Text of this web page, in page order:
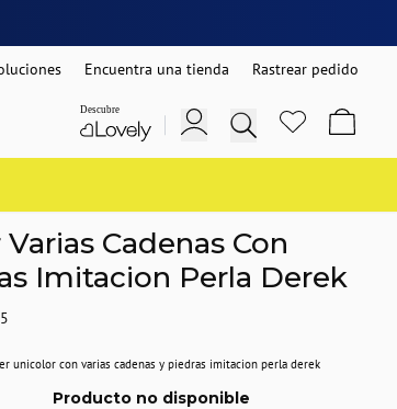
Encuentra una tienda Rastrear pedido
Varias Cadenas Con
Imitacion Perla Derek
unicolor con varias cadenas y piedras imitacion perla derek
Producto no disponible